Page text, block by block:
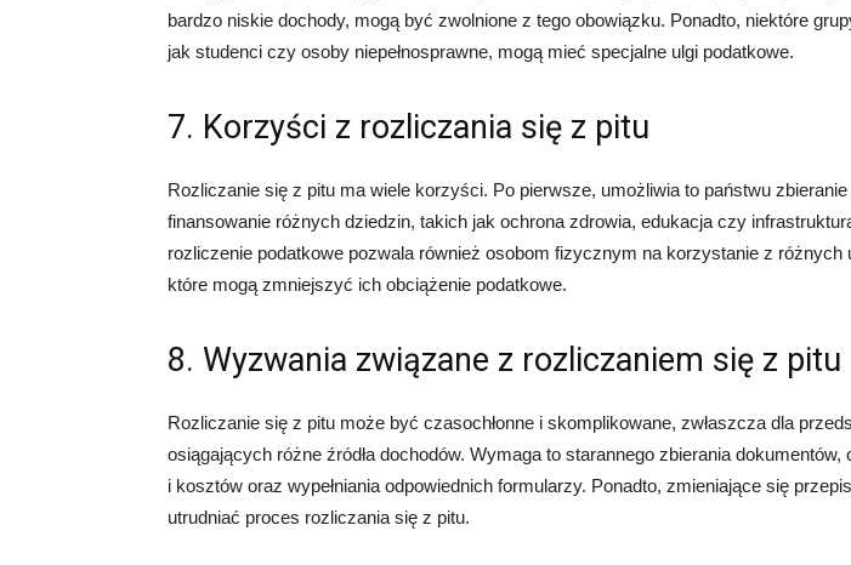
bardzo niskie dochody, mogą być zwolnione z tego obowiązku. Ponadto, niektóre
jak studenci czy osoby niepełnosprawne, mogą mieć specjalne ulgi podatkowe.
7. Korzyści z rozliczania się z pitu
Rozliczanie się z pitu ma wiele korzyści. Po pierwsze, umożliwia to państwu
finansowanie różnych dziedzin, takich jak ochrona zdrowia, edukacja czy
rozliczenie podatkowe pozwala również osobom fizycznym na korzystanie z różnych
które mogą zmniejszyć ich obciążenie podatkowe.
8. Wyzwania związane z rozliczaniem się z pitu
Rozliczanie się z pitu może być czasochłonne i skomplikowane, zwłaszcza dla
osiągających różne źródła dochodów. Wymaga to starannego zbierania dokumentów,
i kosztów oraz wypełniania odpowiednich formularzy. Ponadto, zmieniające się
utrudniać proces rozliczania się z pitu.